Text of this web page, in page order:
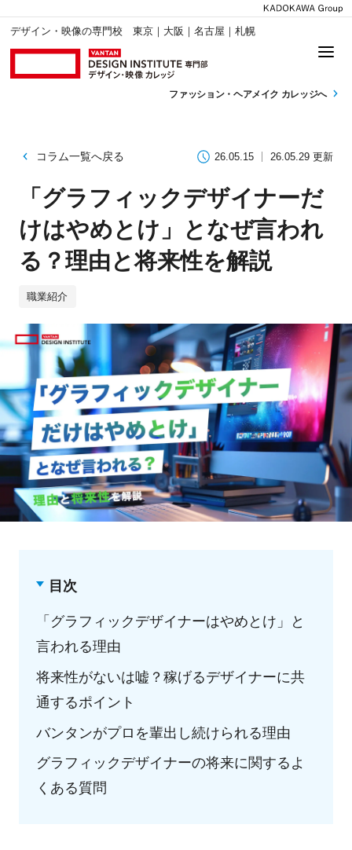
デザイン・映像の専門校 東京｜大阪｜名古屋｜札幌
ファッション・ ヘアメイク カレッジへ
コラム一覧へ戻る 26.05.15 26.05.29 更新
「グラフィックデザイナーだ
けはやめとけ」となぜ言われ
る？理由と将来性を解説
職業紹介
目次
「グラフィックデザイナーはやめとけ」と
言われる理由
将来性がないは嘘？稼げるデザイナーに共
通するポイント
バンタンがプロを輩出し続けられる理由
グラフィックデザイナーの将来に関するよ
くある質問